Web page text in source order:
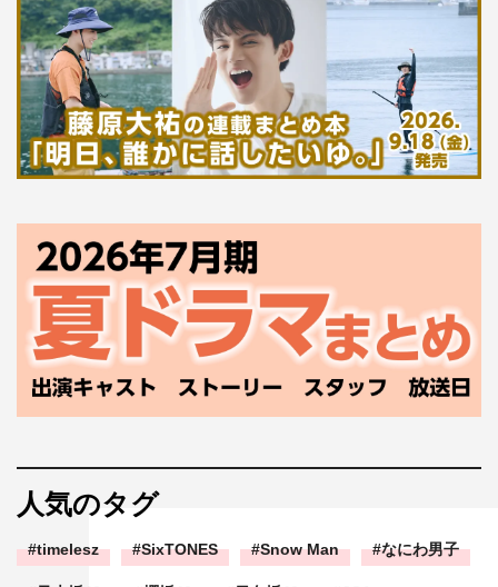
人気のタグ
timelesz SixTONES Snow Man なにわ男子